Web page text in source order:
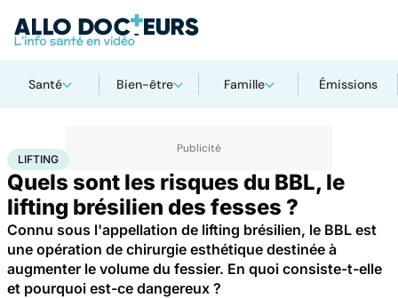
Santé Bien-être Famille Émissions
AccueilBien-être
LIFTING
Quels sont les risques du BBL, le
lifting brésilien des fesses ?
Connu sous l'appellation de lifting brésilien, le BBL est
une opération de chirurgie esthétique destinée à
augmenter le volume du fessier. En quoi consiste-t-elle
et pourquoi est-ce dangereux ?